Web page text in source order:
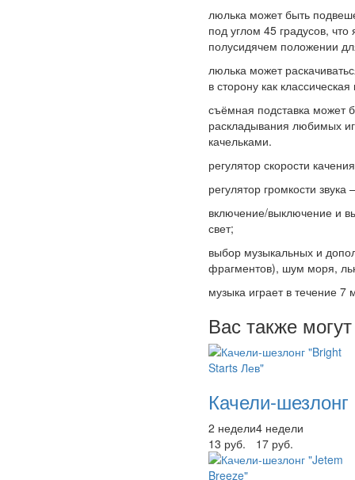
люлька может быть
под углом 45 градусов,
полусидячем положении
люлька может
в сторону как
съёмная подставка может
раскладывания любимых
качельками.
регулятор скорости
регулятор громкости
включение/выключение и
свет;
выбор музыкальных и
фрагментов), шум моря,
музыка играет в течение
Вас также
Качели-
2 недели4 недели
13 руб.
17 руб.